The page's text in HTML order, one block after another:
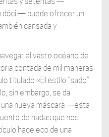
dócil— puede ofrecer un
cansada y
el vasto océano de
contada de mil maneras
titulado «El estilo “sado”
sin embargo, se da
una nueva máscara —esta
de hadas que nos
hace eco de una